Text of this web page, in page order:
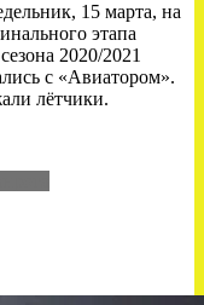
15 марта, на
этапа
2020/2021
с «Авиатором».
лётчики.